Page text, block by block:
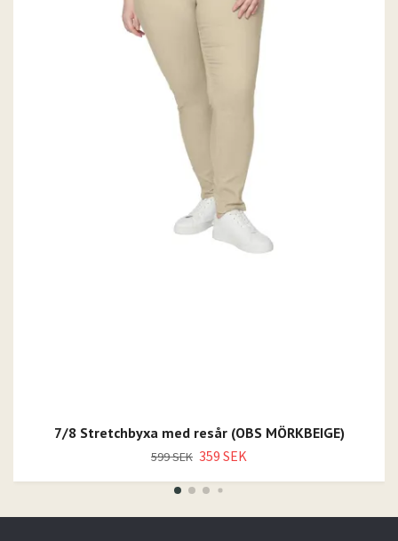
7/8 Stretchbyxa med resår (OBS MÖRKBEIGE)
599 SEK 359 SEK